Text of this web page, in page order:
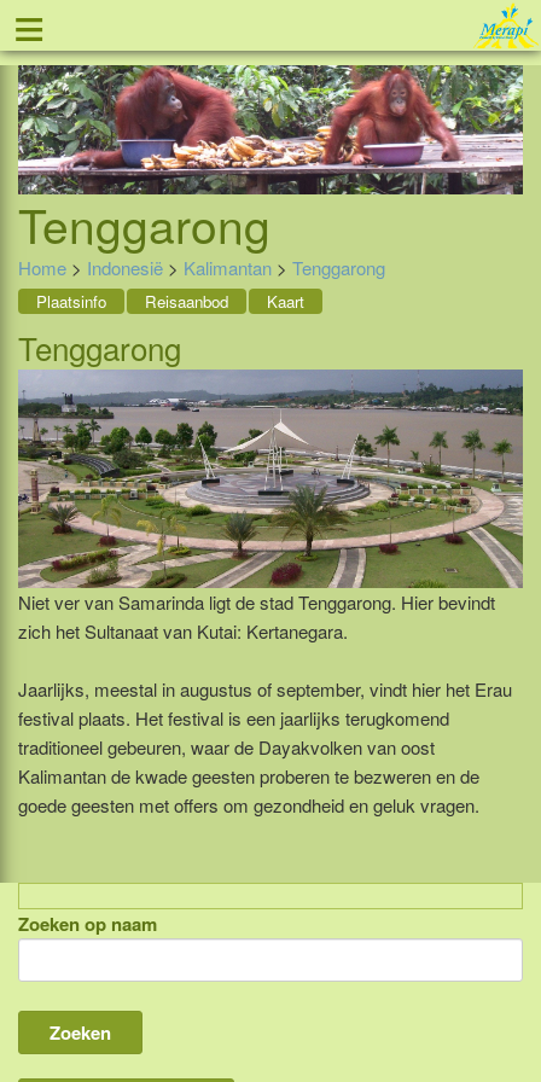
≡ Tel: 088 - 81 11 999
Tenggarong
Home > Indonesië > Kalimantan > Tenggarong
Plaatsinfo Reisaanbod Kaart
Tenggarong
Niet ver van Samarinda ligt de stad Tenggarong. Hier bevindt
zich het Sultanaat van Kutai: Kertanegara.
Jaarlijks, meestal in augustus of september, vindt hier het Erau
festival plaats. Het festival is een jaarlijks terugkomend
traditioneel gebeuren, waar de Dayakvolken van oost
Kalimantan de kwade geesten proberen te bezweren en de
goede geesten met offers om gezondheid en geluk vragen.
Indonesië, eilandcombinaties
Bali
Lombok
Flores & Komodo
Zoeken op naam